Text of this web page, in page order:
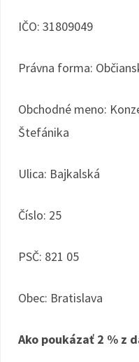
IČO: 31809049
Právna forma:
Obchodné meno:
Štefánika
Ulica: Bajkalská
Číslo: 25
PSČ: 821 05
Obec: Bratislava
Ako poukázať 2 % z